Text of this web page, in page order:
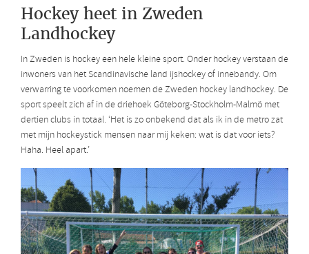
Hockey heet in Zweden
Landhockey
In Zweden is hockey een hele kleine sport. Onder hockey verstaan de
inwoners van het Scandinavische land ijshockey of innebandy. Om
verwarring te voorkomen noemen de Zweden hockey landhockey. De
sport speelt zich af in de driehoek Göteborg-Stockholm-Malmö met
dertien clubs in totaal. ‘Het is zo onbekend dat als ik in de metro zat
met mijn hockeystick mensen naar mij keken: wat is dat voor iets?
Haha. Heel apart.’